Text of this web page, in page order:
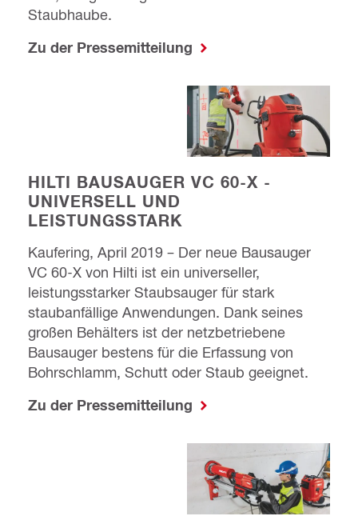
Staubhaube.
Zu der Pressemitteilung
HILTI BAUSAUGER VC 60-X -
UNIVERSELL UND
LEISTUNGSSTARK
Kaufering, April 2019 – Der neue Bausauger
VC 60-X von Hilti ist ein universeller,
leistungsstarker Staubsauger für stark
staubanfällige Anwendungen. Dank seines
großen Behälters ist der netzbetriebene
Bausauger bestens für die Erfassung von
Bohrschlamm, Schutt oder Staub geeignet.
Zu der Pressemitteilung